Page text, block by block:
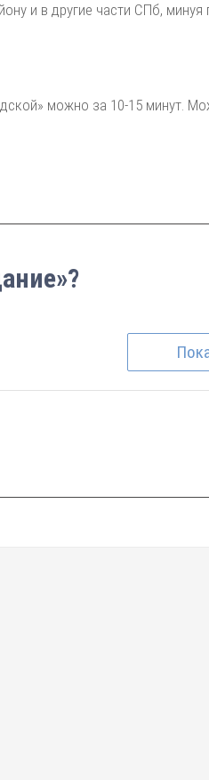
и в другие части СПб, минуя
можно за 10-15 минут.